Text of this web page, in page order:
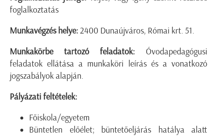
foglalkoztatás
Munkavégzés helye:2400 Dunaújváros, Római krt. 51.
Munkakörbe tartozó feladatok: Óvodapedagógusi
feladatok ellátása a munkaköri leírás és a vonatkozó
jogszabályok alapján.
Pályázati feltételek:
Főiskola/egyetem
Büntetlen előélet; büntetőeljárás hatálya alatt